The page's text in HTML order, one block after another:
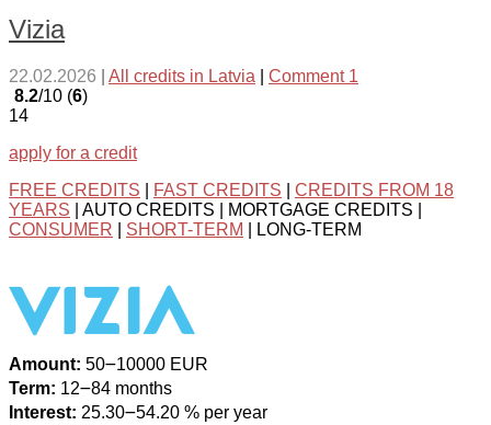
Vizia
22.02.2026 All credits in Latvia
Comment 1
8.2/10 (6)
14
apply for a credit
FREE CREDITS
FAST CREDITS
CREDITS FROM 18
YEARS | AUTO CREDITS | MORTGAGE CREDITS |
CONSUMER
SHORT-TERM | LONG-TERM
Amount: 50౼10000 EUR
Term: 12౼84 months
Interest: 25.30౼54.20 % per year